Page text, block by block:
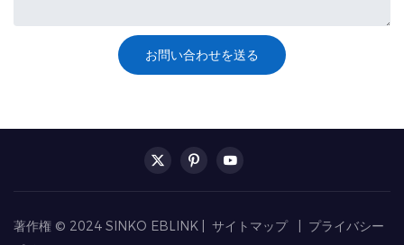
お問い合わせを送る
著作権 © 2024 SINKO EBLINK | サイトマップ
プライバシー